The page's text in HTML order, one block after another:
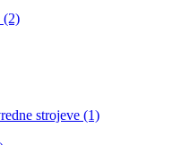
(2)
strojeve (1)